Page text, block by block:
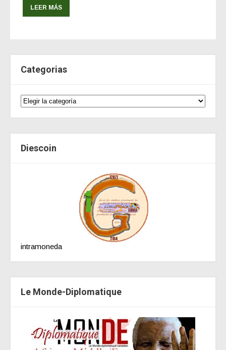
LEER MÁS
Categorias
Diescoin
intramoneda
Le Monde-Diplomatique